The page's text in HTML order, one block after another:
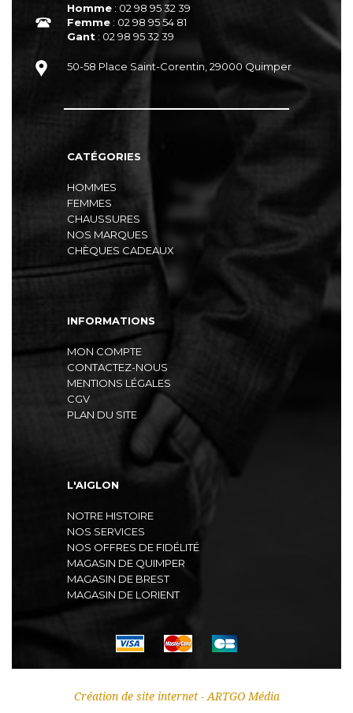
Homme : 02 98 95 32 39
Femme : 02 98 95 54 81
Gant : 02 98 95 32 39
50-58 Place Saint-Corentin, 29000 Quimper
CATÉGORIES
HOMMES
FEMMES
CHAUSSURES
NOS MARQUES
CHÈQUES CADEAUX
INFORMATIONS
MON COMPTE
CONTACTEZ-NOUS
MENTIONS LÉGALES
CGV
PLAN DU SITE
L'AIGLON
NOTRE HISTOIRE
NOS SERVICES
NOS OFFRES DE FIDÉLITÉ
MAGASIN DE QUIMPER
MAGASIN DE BREST
MAGASIN DE LORIENT
Création de site internet - ARTGO Média